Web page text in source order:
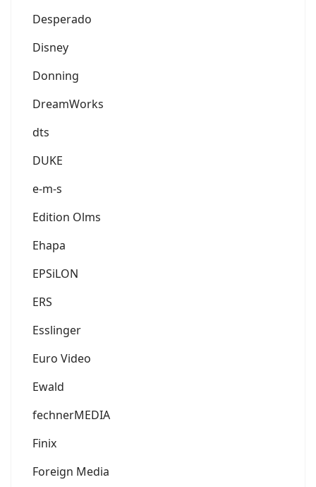
Desperado
Disney
Donning
DreamWorks
dts
DUKE
e-m-s
Edition Olms
Ehapa
EPSiLON
ERS
Esslinger
Euro Video
Ewald
fechnerMEDIA
Finix
Foreign Media